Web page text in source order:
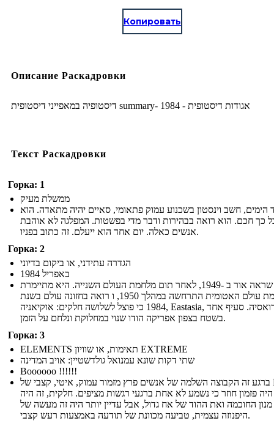
Копировать
Описание Раскадровки
דיסטופיה במאפייני דיסטופית summary- 1984 - אגודות דיסטופית
Текст Раскадровки
Горка: 1
ממשלת מעיק
הימים, חשב וינסטון בשכנוע עמוק פתאומי, סאיים יהיה מתאדה. הוא
כך חכם. הוא רואה בבהירות ודבר מדי בפשטות. המפלגה לא אוהבת
אנשים כאלה. יום אחד הוא ייעלם. זה כתוב בפניו.
Горка: 2
הגדרה עתידני, או ביקום בדיוני
באפריל 1984
הרומן שראה אור ב -1949, לאחר תום מלחמת העולם השנייה. היא מתיימרת
כי מלחמת עולם האטומית התרחשה במהלך 1950, ו רואה בחזונה עולם בשנת
1984 כי פוצל לשלושה חלקים: אוקיאניה, Eastasia, ו אירואסיה. סעיף אחד
בשטח בצפון אפריקה הודו שנוי במחלוקת ונלחם על הזמן.
Горка: 3
ELEMENTS תאימות, או שוויון EXTREME
שתי דקות שונא עמנואל גולדשטיין: אויב המדינה
Boooooo !!!!!!
ברגע זה הקבוצה השלמה של אנשים פרץ מזמור עמוק, איטי, קצבי של BB! ...
היה פזמון חוזר כי נשמע לא אחת ברגעי רגשות מציפים. חלקית, זה היה
מנון החוכמה ואת ההוד של אח גדול, אבל עדיין יותר היה זה מעשה של
היפנוזה עצמית, טביעה מכוונת של תודעה באמצעות רעש קצבי.